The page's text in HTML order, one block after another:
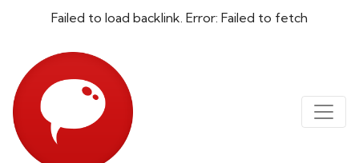
Failed to load backlink. Error: Failed to fetch